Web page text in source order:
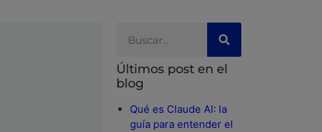
Últimos post en el
blog
Qué es Claude AI: la
guía para entender el